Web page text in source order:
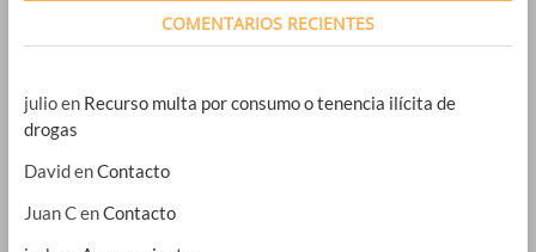
COMENTARIOS RECIENTES
julioen Recurso multa por consumo o tenencia ilícita de
drogas
DavidenContacto
Juan CenContacto